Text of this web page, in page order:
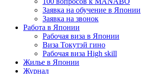
Заявка на обучение в Японии
Заявка на звонок
Работа в Японии
Рабочая виза в Японии
Виза Токутэй гино
Рабочая виза High skill
Жилье в Японии
Журнал